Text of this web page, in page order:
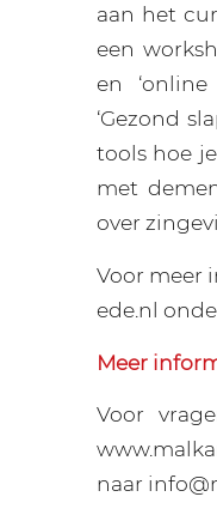
aan het
een
en
‘Gezond
tools hoe
met
over
Voor meer
ede.nl
Meer
Voor
naar